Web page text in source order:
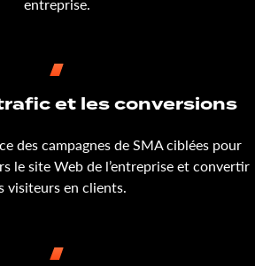
et les conversions
des campagnes de SMA ciblées pour
le site Web de l’entreprise et convertir
visiteurs en clients.